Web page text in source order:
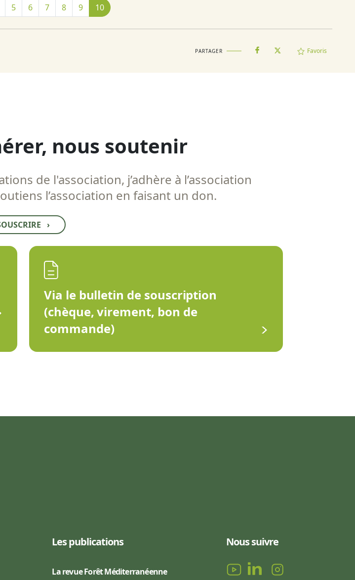
5 6 7 8 9 10
PARTAGER Favoris
nous soutenir
de l'association, j’adhère à l’association
l’association en faisant un don.
›
Via le bulletin de souscription
(chèque, virement, bon de
commande)
Les publications
La revue Forêt Méditerranéenne
Nous suivre